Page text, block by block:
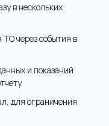
в нескольких
ТО через события в
и показаний
для ограничения